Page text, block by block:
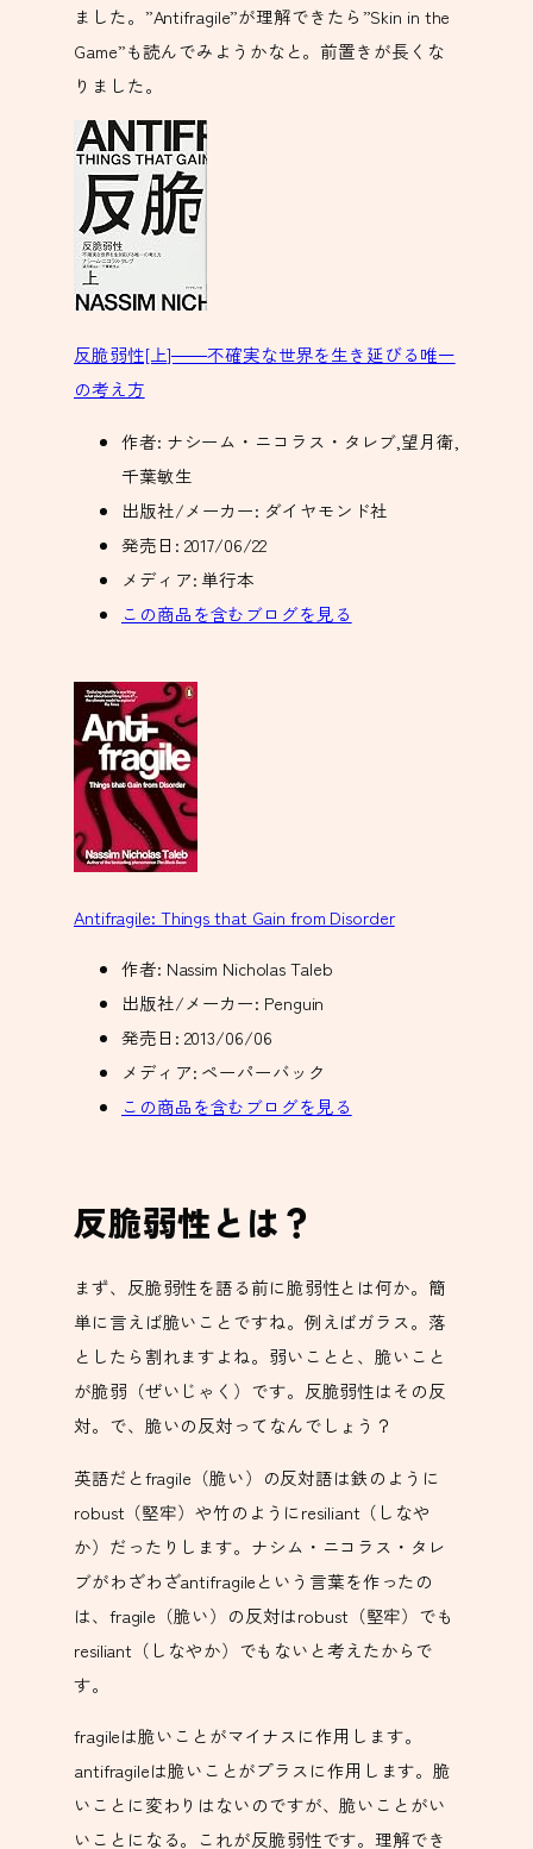
ました。”Antifragile”が理解できたら”Skin in the
Game”も読んでみようかなと。前置きが長くな
りました。
反脆弱性[上]――不確実な世界を生き延びる唯一
の考え方
作者: ナシーム・ニコラス・タレブ,望月衛,
千葉敏生
出版社/メーカー: ダイヤモンド社
発売日: 2017/06/22
メディア: 単行本
この商品を含むブログを見る
Antifragile: Things that Gain from Disorder
作者: Nassim Nicholas Taleb
出版社/メーカー: Penguin
発売日: 2013/06/06
メディア: ペーパーバック
この商品を含むブログを見る
反脆弱性とは？
まず、反脆弱性を語る前に脆弱性とは何か。簡
単に言えば脆いことですね。例えばガラス。落
としたら割れますよね。弱いことと、脆いこと
が脆弱（ぜいじゃく）です。反脆弱性はその反
対。で、脆いの反対ってなんでしょう？
英語だとfragile（脆い）の反対語は鉄のように
robust（堅牢）や竹のようにresiliant（しなや
か）だったりします。ナシム・ニコラス・タレ
ブがわざわざantifragileという言葉を作ったの
は、fragile（脆い）の反対はrobust（堅牢）でも
resiliant（しなやか）でもないと考えたからで
す。
fragileは脆いことがマイナスに作用します。
antifragileは脆いことがプラスに作用します。脆
いことに変わりはないのですが、脆いことがい
いことになる。これが反脆弱性です。理解でき